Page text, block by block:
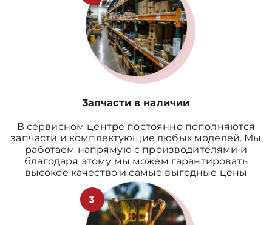
3апчасти в наличии
В сервисном центре постоянно пополняются
запчасти и комплектующие любых моделей. Мы
работаем напрямую с производителями и
благодаря этому мы можем гарантировать
высокое качество и самые выгодные цены
3